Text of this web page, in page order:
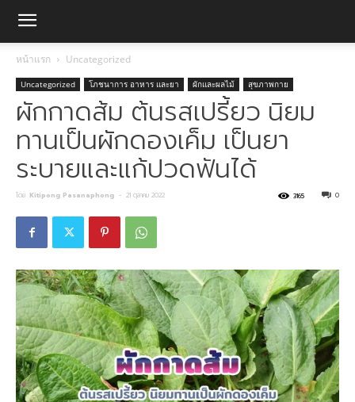
หน้าแรก Uncategorized
Uncategorized โภชนาการ อาหาร และยา ผักและผลไม้ สุขภาพกาย
ผักกาดส้ม ต้นรสเปรี้ยว นิยม
ทานเป็นผักดองเค็ม เป็นยา
ระบายและแก้ปวดฟันได้
โดย Kitipong Pasanaphong - 21 ตุลาคม 2022 0
3165